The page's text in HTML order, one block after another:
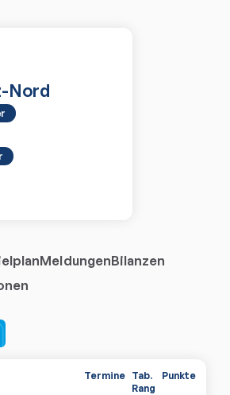
Nord
MeldungenBilanzen
Termine Tab.
Rang
Punkte